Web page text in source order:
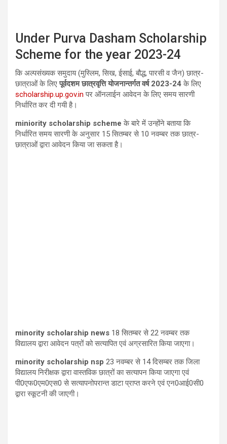
Under Purva Dasham Scholarship
Scheme for the year 2023-24
कि अल्पसंख्यक समुदाय (मुस्लिम,सिख,ईसाई,बौद्ध,पारसी व जैन) छात्र-
छात्राओं के लिएपूर्वदशम छात्रवृत्ति योजनान्तर्गत वर्ष 2023-24के लिए
scholarship.up.gov.in पर ऑनलाईन आवेदन के लिए समय सारणी
निर्धारित कर दी गयी है।
miniority scholarship scheme के बारे मेंउन्होंने बताया कि
निर्धारित समय सारणी के अनुसार 15सितम्बर से 10 नवम्बर तक छात्र-
छात्राओं द्वारा आवेदन किया जा सकता है।
minority scholarship news 18 सितम्बर से22नवम्बर तक
विद्यालय द्वारा आवेदन पत्रों को सत्यापित एवं अग्रसारित किया जाएगा।
minority scholarship nsp 23 नवम्बर से 14दिसम्बर तक जिला
विद्यालय निरीक्षक द्वारा वास्तविक छात्रों का सत्यापन किया जाएगा एवं
पी0एफ0एम0एस0 से सत्यापनोपरान्त डाटा प्राप्त करने एवं एन0आई0सी0
द्वारा स्कूटनी की जाएगी।